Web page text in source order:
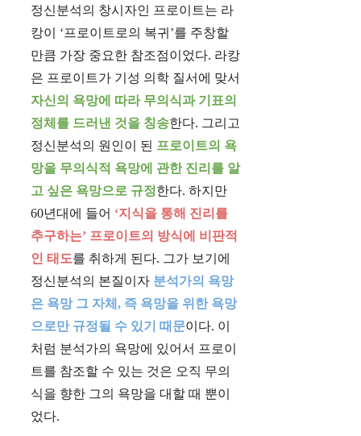
정신분석의 창시자인 프로이트는 라
캉이 ‘프로이트로의 복귀’를 주창할
만큼 가장 중요한 참조점이었다. 라캉
은 프로이트가 기성 의학 질서에 맞서
자신의 욕망에 따라 무의식과 기표의
정체를 드러낸 것을 칭송한다. 그리고
정신분석의 원인이 된 프로이트의 욕
망을 무의식적 욕망에 관한 진리를 알
고 싶은 욕망으로 규정한다. 하지만
60년대에 들어 ‘지식을 통해 진리를
추구하는’ 프로이트의 방식에 비판적
인 태도를 취하게 된다. 그가 보기에
정신분석의 본질이자 분석가의 욕망
은 욕망 그 자체, 즉 욕망을 위한 욕망
으로만 규정될 수 있기 때문이다. 이
처럼 분석가의 욕망에 있어서 프로이
트를 참조할 수 있는 것은 오직 무의
식을 향한 그의 욕망을 대할 때 뿐이
었다.